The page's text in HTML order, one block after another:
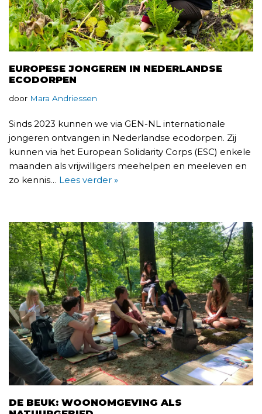
EUROPESE JONGEREN IN NEDERLANDSE
ECODORPEN
door Mara Andriessen
Sinds 2023 kunnen we via GEN-NL internationale
jongeren ontvangen in Nederlandse ecodorpen. Zij
kunnen via het European Solidarity Corps (ESC) enkele
maanden als vrijwilligers meehelpen en meeleven en
zo kennis… Lees verder »
DE BEUK: WOONOMGEVING ALS